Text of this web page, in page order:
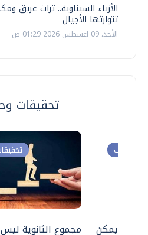
الأزياء السيناوية.. تراث عريق
تتوارثها الأجيال
الأحد، 09 اغسطس 2026 01:29 ص
تحقيقات
مجموع الثانوية
وحوارات
.. هل يمكن